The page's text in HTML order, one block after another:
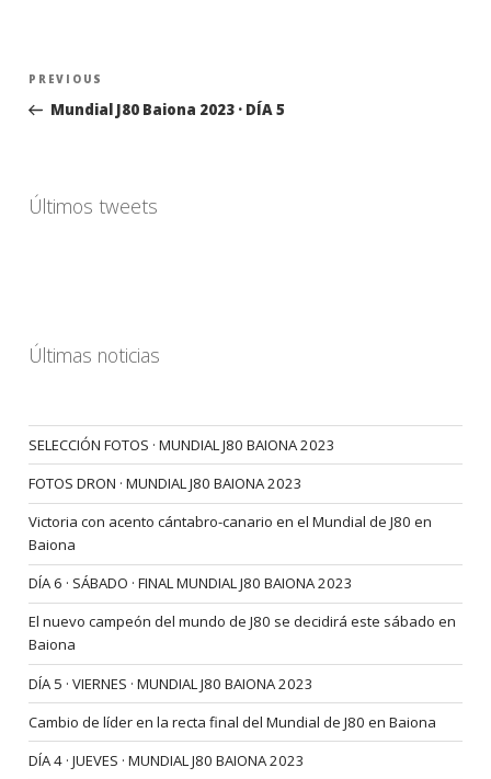
Navegación
entradas
Previous
Post
PREVIOUS
Mundial J80 Baiona 2023 · DÍA 5
Últimos tweets
Últimas noticias
SELECCIÓN FOTOS · MUNDIAL J80 BAIONA 2023
FOTOS DRON · MUNDIAL J80 BAIONA 2023
Victoria con acento cántabro-canario en el Mundial de J80 en
Baiona
DÍA 6 · SÁBADO · FINAL MUNDIAL J80 BAIONA 2023
El nuevo campeón del mundo de J80 se decidirá este sábado en
Baiona
DÍA 5 · VIERNES · MUNDIAL J80 BAIONA 2023
Cambio de líder en la recta final del Mundial de J80 en Baiona
DÍA 4 · JUEVES · MUNDIAL J80 BAIONA 2023